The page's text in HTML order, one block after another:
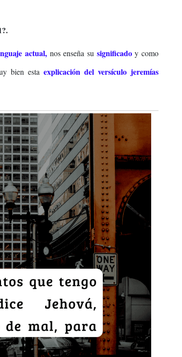
actual, nos enseña su significado y como
bien estaexplicación del versículo jeremías